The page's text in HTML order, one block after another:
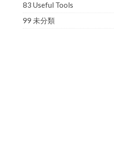
83 Useful Tools
99 未分類